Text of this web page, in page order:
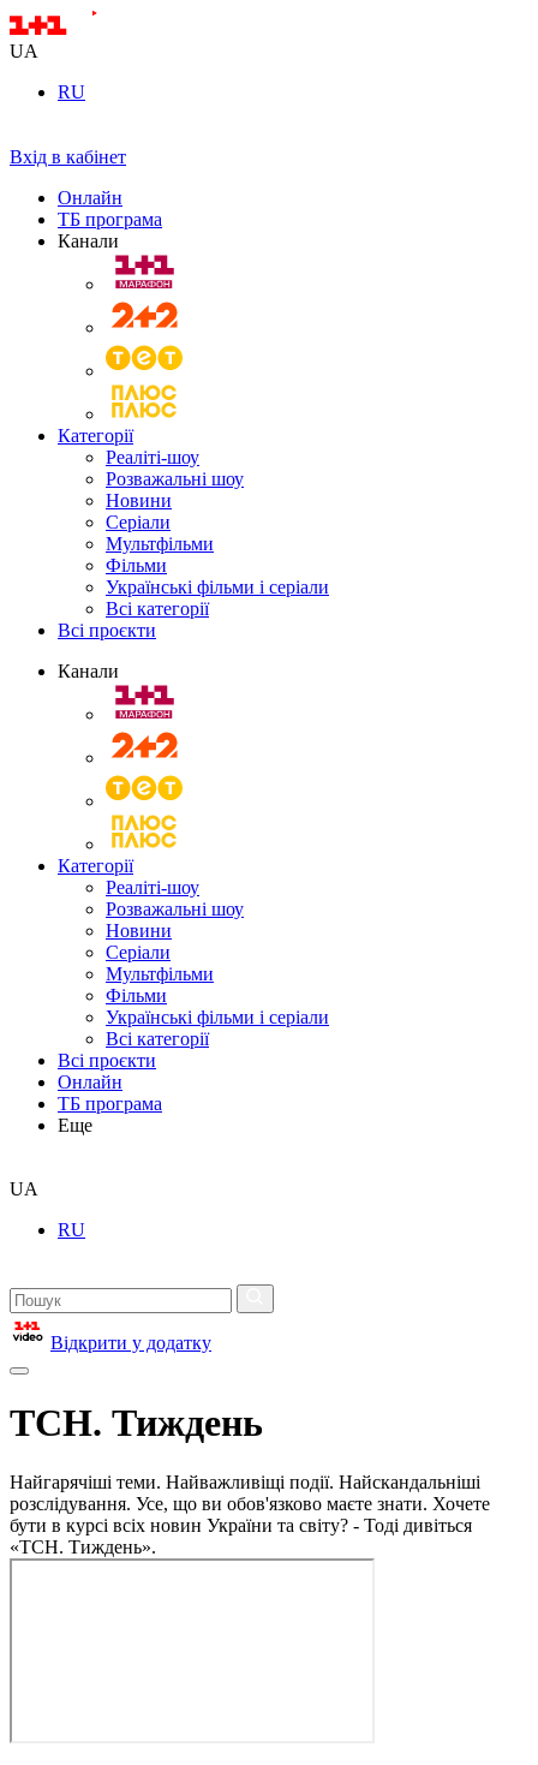
UA
RU
Вхід в кабінет
Онлайн
ТБ програма
Канали
Категорії
Реаліті-шоу
Розважальні шоу
Новини
Серіали
Мультфільми
Фільми
Українські фільми і серіали
Всі категорії
Всі проєкти
Канали
Категорії
Реаліті-шоу
Розважальні шоу
Новини
Серіали
Мультфільми
Фільми
Українські фільми і серіали
Всі категорії
Всі проєкти
Онлайн
ТБ програма
Еще
UA
RU
Відкрити у додатку
ТСН. Тиждень
Найгарячіші теми. Найважливіщі події. Найскандальніші
розслідування. Усе, що ви обов'язково маєте знати. Хочете
бути в курсі всіх новин України та світу? - Тоді дивіться
«ТСН. Тиждень».